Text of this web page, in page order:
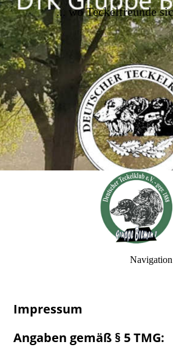
... wo Teckelfreunde
Navigation
Impressum
Angaben gemäß § 5 TMG: